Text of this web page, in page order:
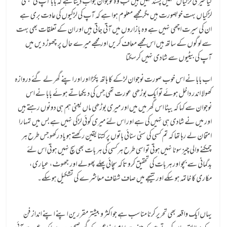
لڑکیاں بہت خوبصورت ہیں مگر مجھے معلوم ہوا ہے کہ آپ کی لڑکیوں کی عادت بری ہے
ان کی سیرت اچھی نہیں ہے وہ بازاروں میں آتی جاتی ہیں اور ان کے تعلقات بھی بہت
سے لوگوں کے ساتھ ہیں اس مجھے معاف کریں اور مجھے میرے حال پر چھوڑ دیں میں
آپ کی بیٹیوں سے شادی نہیں کرسکتا
اب بابا نے اس خوب صورت نوجوان لڑکے کا ہاتھ پکڑا اور اور اپنے گھر لے گئے دروازہ
کھولا اندر داخل ہوئے تو ایک بوڑھی عورت تھی جس کی دیکھاتے ہوئے بابا نے اس
نوجوان سے کہا کہ بیٹا اس گھر میں میں اور میری بوڑھی ماں یعنی ہم ہی دونوں رہتے ہیں
اور میں نے شادی ہی نہیں کی ہے اور اس لئے میری کوئی لڑکی نہیں ہے بس میں تمہارا
امتحان لے رہا تھا کہ تم کسی کی سنی سنائی باتوں پر کتنا یقین رکھتے ہو یاد رکھو جس طرح ہر
چمکنے والی چیز سونا نہیں ہوتی تو اسی طرح ہرکسی کی ہر بات بھی سچ نہیں ہوتی اس لئے
بدگمانی سے بچو اور ہر بات کی تحقیق کرو تاکہ سچائی پھلے پھولے اور جھوٹ، عیاری،
مکاری کا خاتمہ ہو سکے اور نتیجے میں صاف شفاف معاشرے کی تشکیل ہوسکے۔
یہاں ایک واقعہ بھی تحریر کرنا مناسب ہے جو اکثر و بیشتر مقررین اپنے اپنے انداز فن